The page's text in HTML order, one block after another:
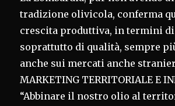
tradizione olivicola, conferma
crescita produttiva, in termini
soprattutto di qualità, sempre
anche sui mercati anche
MARKETING TERRITORIALE E
“Abbinare il nostro olio al